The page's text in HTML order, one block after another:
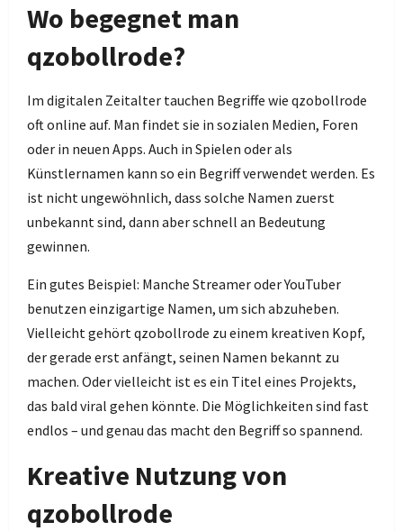
Wo begegnet man
qzobollrode?
Im digitalen Zeitalter tauchen Begriffe wie qzobollrode
oft online auf. Man findet sie in sozialen Medien, Foren
oder in neuen Apps. Auch in Spielen oder als
Künstlernamen kann so ein Begriff verwendet werden. Es
ist nicht ungewöhnlich, dass solche Namen zuerst
unbekannt sind, dann aber schnell an Bedeutung
gewinnen.
Ein gutes Beispiel: Manche Streamer oder YouTuber
benutzen einzigartige Namen, um sich abzuheben.
Vielleicht gehört qzobollrode zu einem kreativen Kopf,
der gerade erst anfängt, seinen Namen bekannt zu
machen. Oder vielleicht ist es ein Titel eines Projekts,
das bald viral gehen könnte. Die Möglichkeiten sind fast
endlos – und genau das macht den Begriff so spannend.
Kreative Nutzung von
qzobollrode